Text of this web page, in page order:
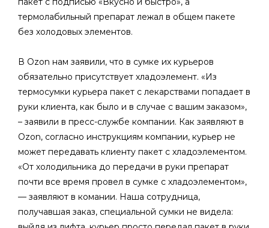
термолабильный препарат лежал в общем пакете
без холодовых элементов.
В Ozon нам заявили, что в сумке их курьеров
обязательно присутствует хладоэлемент. «Из
термосумки курьера пакет с лекарствами попадает в
руки клиента, как было и в случае с вашим заказом»,
– заявили в пресс-службе компании. Как заявляют в
Ozon, согласно инструкциям компании, курьер не
может передавать клиенту пакет с хладоэлементом.
«От холодильника до передачи в руки препарат
почти все время провел в сумке с хладоэлементом»,
— заявляют в комании. Наша сотрудница,
получавшая заказ, специальной сумки не видела: